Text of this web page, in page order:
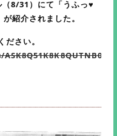
8/31）にて「うふっ♥
紹介されました。
さい。